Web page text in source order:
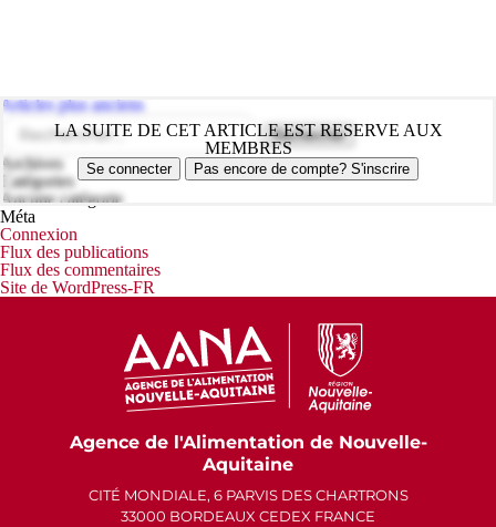
LA SUITE DE CET ARTICLE EST RESERVE AUX
MEMBRES
Se connecter Pas encore de compte? S'inscrire
Navigation
articles
Articles plus anciens
Rechercher :
Archives
Catégories
Aucune catégorie
Méta
Connexion
Flux des publications
Flux des commentaires
Site de WordPress-FR
Agence de l'Alimentation de Nouvelle-
Aquitaine
CITÉ MONDIALE, 6 PARVIS DES CHARTRONS
33000 BORDEAUX CEDEX FRANCE